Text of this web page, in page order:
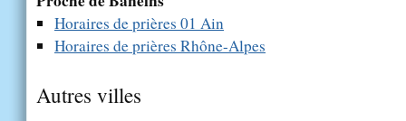
Horaires de prières 01 Ain
Horaires de prières Rhône-Alpes
Autres villes